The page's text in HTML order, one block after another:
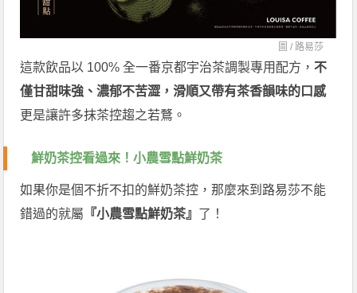
圖 /路易莎
這款飲品以 100% 全一番京都宇治茶調製專用配方，不
僅甘甜味強、濃郁不苦澀，滑順又帶有茶香韻味的口感
更是讓許多抹茶控趨之若鶩。
鮮奶茶控看過來！小農雪點鮮奶茶
如果你是個不折不扣的鮮奶茶控，那麼來到路易莎不能
錯過的就屬 『小農雪點鮮奶茶』 了！